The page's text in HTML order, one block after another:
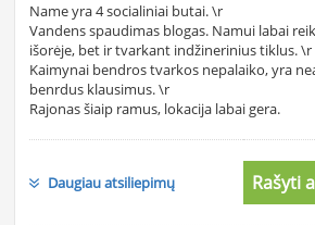
Name yra 4 socialiniai butai. \r
Vandens spaudimas blogas. Namui labai
išorėje, bet ir tvarkant indžinerinius tiklus. \r
Kaimynai bendros tvarkos nepalaiko, yra
benrdus klausimus. \r
Rajonas šiaip ramus, lokacija labai gera.
Daugiau atsiliepimų Rašyti